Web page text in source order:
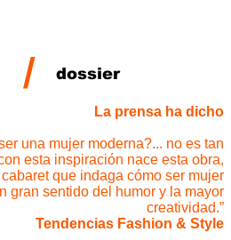
/ dossier
La prensa ha dicho
una mujer moderna?... no es tan
esta inspiración nace esta obra,
que indaga cómo ser mujer
gran sentido del humor y la mayor
creatividad.”
Tendencias Fashion & Style